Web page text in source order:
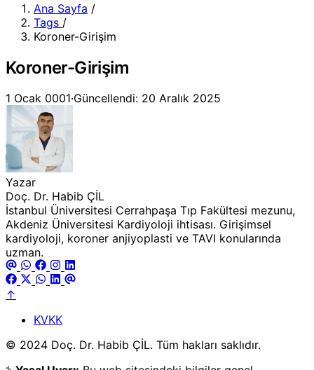
Ana Sayfa /
Tags /
Koroner-Girişim
Koroner-Girişim
1 Ocak 0001·Güncellendi: 20 Aralık 2025
Yazar
Doç. Dr. Habib ÇİL
İstanbul Üniversitesi Cerrahpaşa Tıp Fakültesi mezunu,
Akdeniz Üniversitesi Kardiyoloji ihtisası. Girişimsel
kardiyoloji, koroner anjiyoplasti ve TAVI konularında
uzman.
↑
KVKK
© 2024 Doç. Dr. Habib ÇİL. Tüm hakları saklıdır.